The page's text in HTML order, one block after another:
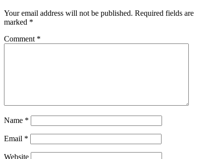
Your email address will not be published. Required fields are
marked *
Comment *
Name *
Email *
Website